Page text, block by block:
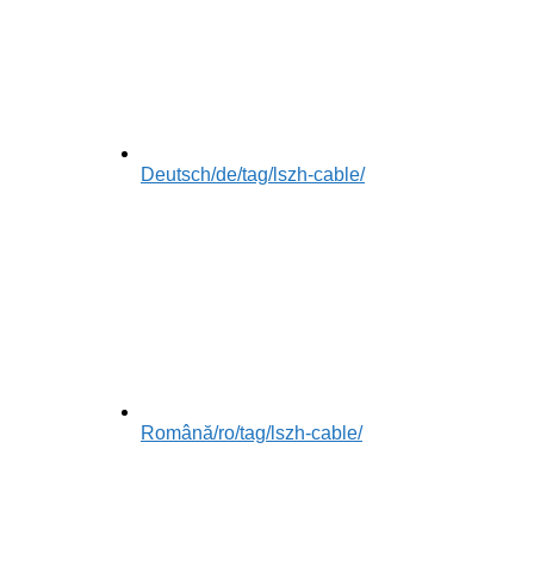
Deutsch/de/tag/lszh-cable/
Română/ro/tag/lszh-cable/